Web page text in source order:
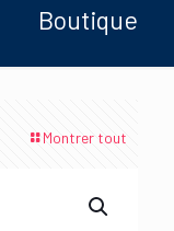
Boutique
Montrer tout